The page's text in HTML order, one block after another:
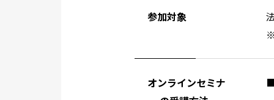
参加対象
オンラインセミナ